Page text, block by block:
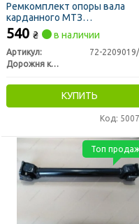
Ремкомплект опоры вала
карданного МТЗ
промежуточной (ДК)
540 ₴ в наличии
Артикул:
Дорожня карта
КУПИТЬ
Код:
Топ